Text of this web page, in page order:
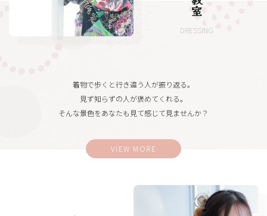
VIEW MORE
DRESSING
着物で歩くと行き違う人が振り返る。
見ず知らずの人が褒めてくれる。
そんな景色をあなたも見て感じて見ませんか？